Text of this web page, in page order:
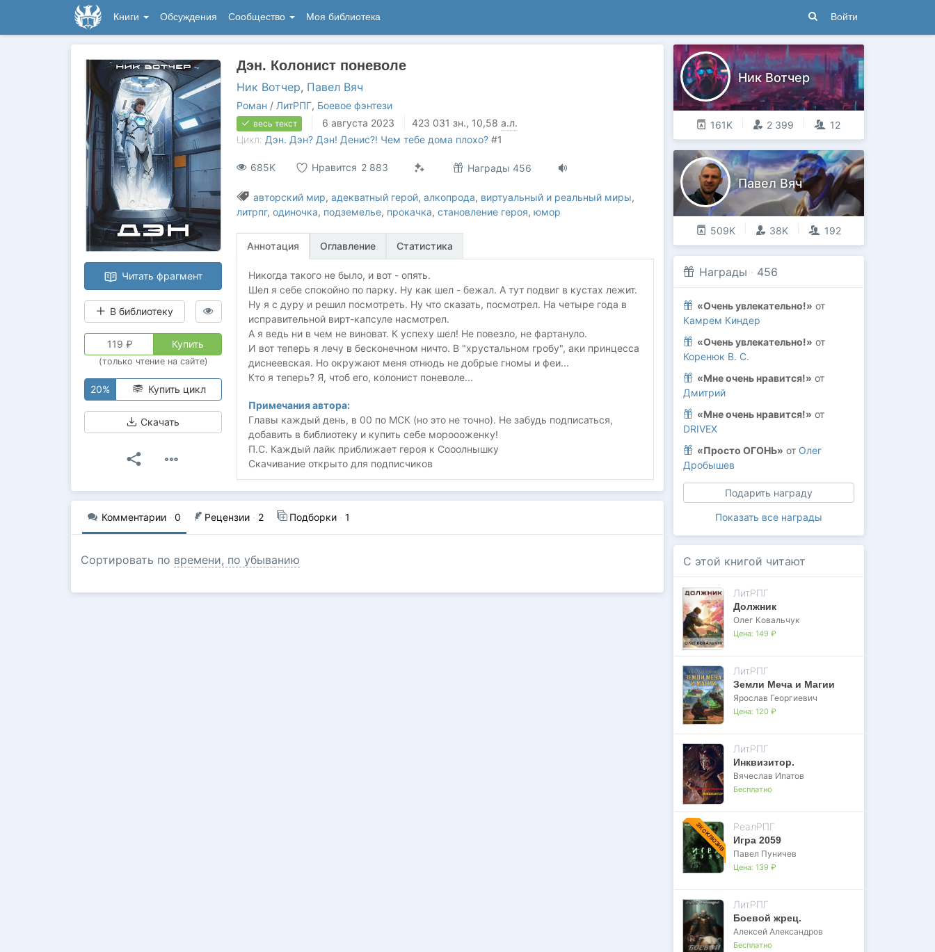
Книги Обсуждения Сообщество Моя библиотека Войти
Читать фрагмент
В библиотеку
119 ₽ Купить
(только чтение на сайте)
20% Купить цикл
Скачать
Дэн. Колонист поневоле
Ник Вотчер, Павел Вяч
Роман / ЛитРПГ, Боевое фэнтези
весь текст 6 августа 2023 423 031 зн., 10,58 а.л.
Цикл: Дэн. Дэн? Дэн! Денис?! Чем тебе дома плохо?#1
685K Нравится 2 883 Награды 456
авторский мир, адекватный герой, алкопрода, виртуальный и реальный миры,
литрпг, одиночка, подземелье, прокачка, становление героя, юмор
Аннотация Оглавление Статистика
Никогда такого не было, и вот - опять.
Шел я себе спокойно по парку. Ну как шел - бежал. А тут подвиг в кустах лежит.
Ну я с дуру и решил посмотреть. Ну что сказать, посмотрел. На четыре года в
исправительной вирт-капсуле насмотрел.
А я ведь ни в чем не виноват. К успеху шел! Не повезло, не фартануло.
И вот теперь я лечу в бесконечном ничто. В "хрустальном гробу", аки принцесса
диснеевская. Но окружают меня отнюдь не добрые гномы и феи...
Кто я теперь? Я, чтоб его, колонист поневоле...
Примечания автора:
Главы каждый день, в 00 по МСК (но это не точно). Не забудь подписаться,
добавить в библиотеку и купить себе мороооженку!
П.С. Каждый лайк приближает героя к Сооолнышку
Скачивание открыто для подписчиков
Комментарии · 0 Рецензии · 2 Подборки · 1
Сортировать по времени, по убыванию
Ник Вотчер
161K 2 399 12
Павел Вяч
509K 38K 192
Награды · 456
«Очень увлекательно!» от
Камрем Киндер
«Очень увлекательно!» от
Коренюк В. С.
«Мне очень нравится!» от
Дмитрий
«Мне очень нравится!» от
DRIVEX
«Просто ОГОНЬ» от Олег
Дробышев
Подарить награду
Показать все награды
С этой книгой читают
ЛитРПГ
Должник
Олег Ковальчук
Цена: 149 ₽
ЛитРПГ
Земли Меча и Магии
Ярослав Георгиевич
Цена: 120 ₽
ЛитРПГ
Инквизитор.
Вячеслав Ипатов
Бесплатно
ЭКСКЛЮЗИВ РеалРПГ
Игра 2059
Павел Пуничев
Цена: 139 ₽
ЛитРПГ
Боевой жрец.
Алексей Александров
Бесплатно